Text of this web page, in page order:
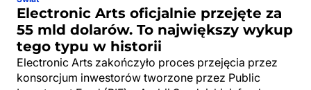
Electronic Arts oficjalnie przejęte za
55 mld dolarów. To największy wykup
tego typu w historii
Electronic Arts zakończyło proces przejęcia przez
konsorcjum inwestorów tworzone przez Public